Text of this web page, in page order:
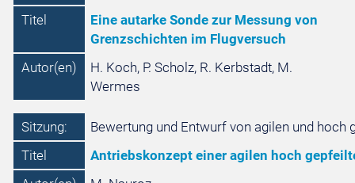
Titel
Eine autarke Sonde zur Messung von
Grenzschichten im Flugversuch
Autor(en)
H. Koch, P. Scholz, R. Kerbstadt, M.
Wermes
Sitzung:
Bewertung und Entwurf von agilen und
Titel
Antriebskonzept einer agilen hoch